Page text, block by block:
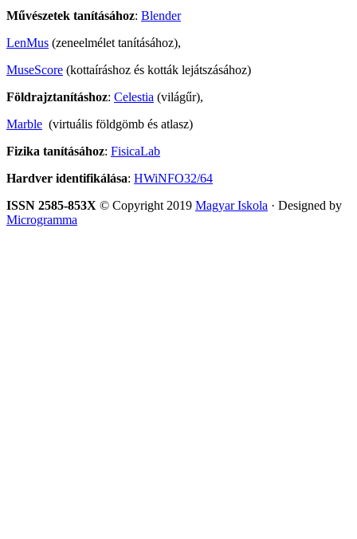
Művészetek tanításához: Blender
LenMus (zeneelmélet tanításához),
MuseScore (kottaíráshoz és kották lejátszásához)
Földrajztanításhoz: Celestia (világűr),
Marble (virtuális földgömb és atlasz)
Fizika tanításához: FisicaLab
Hardver identifikálása: HWiNFO32/64
ISSN 2585-853X © Copyright 2019 Magyar Iskola · Designed by
Microgramma